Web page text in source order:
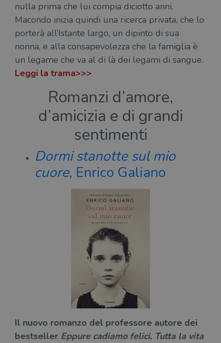
nulla prima che lui compia diciotto anni.
Macondo inizia quindi una ricerca privata, che lo
porterà all’Istante largo, un dipinto di sua
nonna, e alla consapevolezza che la famiglia è
un legame che va al di là dei legami di sangue.
Leggi la trama>>>
Romanzi d’amore,
d’amicizia e di grandi
sentimenti
Dormi stanotte sul mio
cuore, Enrico Galiano
Il nuovo romanzo del professore autore dei
bestseller Eppure cadiamo felici, Tutta la vita